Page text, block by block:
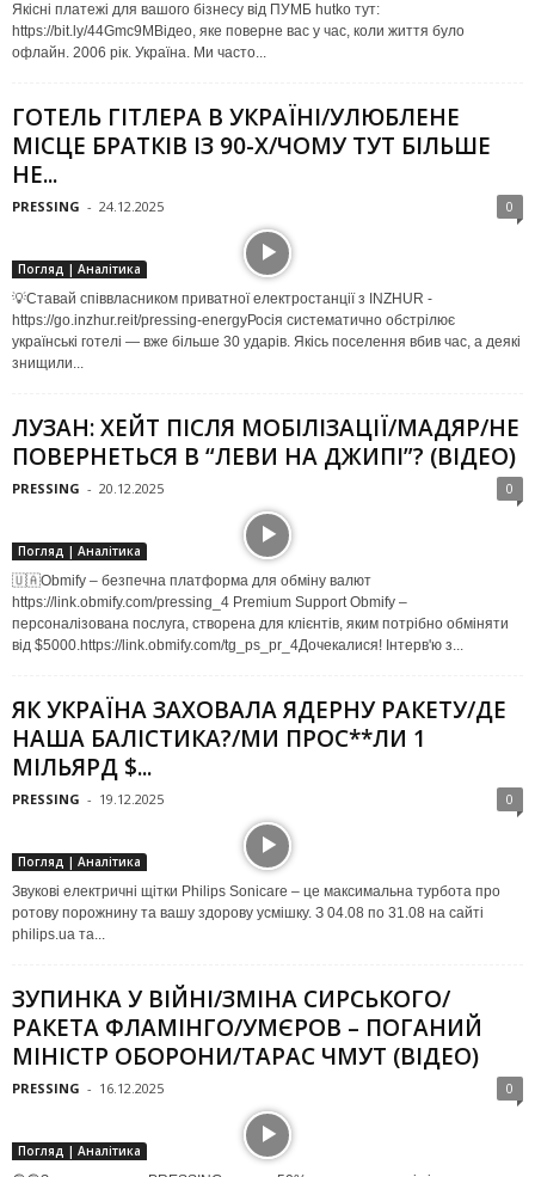
Якісні платежі для вашого бізнесу від ПУМБ hutko тут:
https://bit.ly/44Gmc9MВідео, яке поверне вас у час, коли життя було
офлайн. 2006 рік. Україна. Ми часто...
ГОТЕЛЬ ГІТЛЕРА В УКРАЇНІ/УЛЮБЛЕНЕ
МІСЦЕ БРАТКІВ ІЗ 90-Х/ЧОМУ ТУТ БІЛЬШЕ
НЕ...
PRESSING - 24.12.2025 0
Погляд | Аналітика
💡Ставай співвласником приватної електростанції з INZHUR -
https://go.inzhur.reit/pressing-energyРосія систематично обстрілює
українські готелі — вже більше 30 ударів. Якісь поселення вбив час, а деякі
знищили...
ЛУЗАН: ХЕЙТ ПІСЛЯ МОБІЛІЗАЦІЇ/МАДЯР/НЕ
ПОВЕРНЕТЬСЯ В “ЛЕВИ НА ДЖИПІ”? (ВІДЕО)
PRESSING - 20.12.2025 0
Погляд | Аналітика
🇺🇦Obmify – безпечна платформа для обміну валют
https://link.obmify.com/pressing_4 Premium Support Obmify –
персоналізована послуга, створена для клієнтів, яким потрібно обміняти
від $5000.https://link.obmify.com/tg_ps_pr_4Дочекалися! Інтерв'ю з...
ЯК УКРАЇНА ЗАХОВАЛА ЯДЕРНУ РАКЕТУ/ДЕ
НАША БАЛІСТИКА?/МИ ПРОС**ЛИ 1
МІЛЬЯРД $...
PRESSING - 19.12.2025 0
Погляд | Аналітика
Звукові електричні щітки Philips Sonicare – це максимальна турбота про
ротову порожнину та вашу здорову усмішку. З 04.08 по 31.08 на сайті
philips.ua та...
ЗУПИНКА У ВІЙНІ/ЗМІНА СИРСЬКОГО/
РАКЕТА ФЛАМІНГО/УМЄРОВ – ПОГАНИЙ
МІНІСТР ОБОРОНИ/ТАРАС ЧМУТ (ВІДЕО)
PRESSING - 16.12.2025 0
Погляд | Аналітика